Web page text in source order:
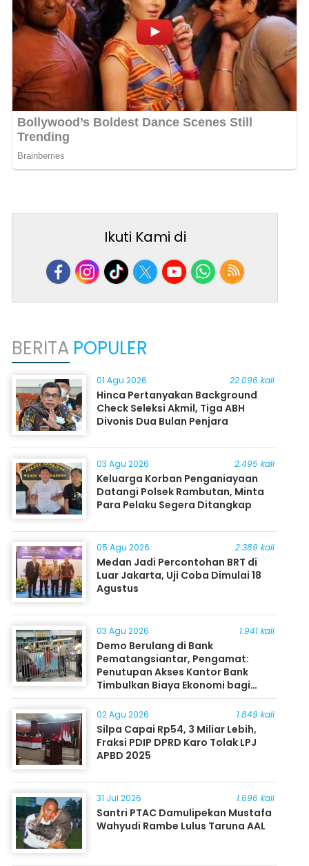
Ikuti Kami di
BERITA POPULER
01 Agu 2026 22.096 kali
Hinca Pertanyakan Background
Check Seleksi Akmil, Tiga ABH
Divonis Dua Bulan Penjara
03 Agu 2026 2.495 kali
Keluarga Korban Penganiayaan
Datangi Polsek Rambutan, Minta
Para Pelaku Segera Ditangkap
05 Agu 2026 2.389 kali
Medan Jadi Percontohan BRT di
Luar Jakarta, Uji Coba Dimulai 18
Agustus
03 Agu 2026 1.941 kali
Demo Berulang di Bank
Pematangsiantar, Pengamat:
Penutupan Akses Kantor Bank
Timbulkan Biaya Ekonomi bagi
Masyarakat
02 Agu 2026 1.849 kali
Silpa Capai Rp54, 3 Miliar Lebih,
Fraksi PDIP DPRD Karo Tolak LPJ
APBD 2025
31 Jul 2026 1.696 kali
Santri PTAC Damulipekan Mustafa
Wahyudi Rambe Lulus Taruna AAL